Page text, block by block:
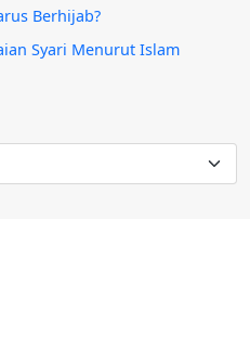
Berhijab?
Syari Menurut Islam